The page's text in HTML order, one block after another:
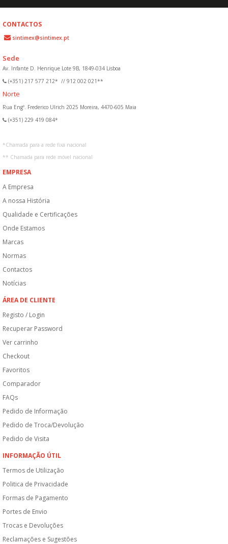
CONTACTOS
sintimex@sintimex.pt
Sede
Av. Infante D. Henrique Lote 9B, 1849-034 Lisboa
(+351) 217 577 212* // 912 002 021**
Norte
Rua Engº. Frederico Ulrich 2025 Moreira, 4470-605 Maia
(+351) 229 419 084*
*Chamada para a rede fixa nacional
** Chamada para rede móvel nacional
EMPRESA
A Empresa
A nossa História
Qualidade e Certificações
Onde Estamos
Marcas
Normas
Contactos
Notícias
ÁREA DE CLIENTE
Registo / Login
Recuperar Password
Ver carrinho
Checkout
Favoritos
Comparador
FAQs
Pedido de Informação
Pedido de Troca/Devolução
Pedido de Visita
INFORMAÇÃO ÚTIL
Termos de Utilização
Politica de Privacidade
Formas de Pagamento
Portes de Envio
Trocas e Devoluções
Reclamações e Sugestões